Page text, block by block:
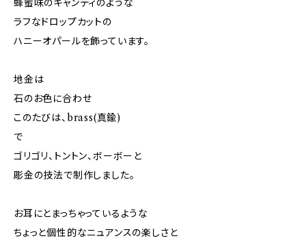
蜂蜜味のキャンディのような
ラフなドロップカットの
ハニーオパールを飾っています。
地金は
石のお色に合わせ
このたびは、brass(真鍮)
で
ゴリゴリ、トントン、ボーボーと
彫金の技法で制作しました。
お耳にとまっちゃっているような
ちょっと個性的なニュアンスの楽しさと